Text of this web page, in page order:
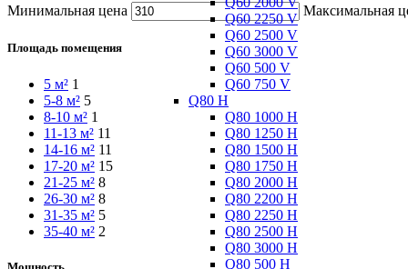
Q60 2250 V
Q60 2500 V
Q60 3000 V
Q60 500 V
Q60 750 V
Q80 H
Q80 1000 H
Q80 1250 H
Q80 1500 H
Q80 1750 H
Q80 2000 H
Q80 2200 H
Q80 2250 H
Q80 2500 H
Q80 3000 H
Q80 500 H
Минимальная цена Максимальная
Площадь помещения
5 м² 1
5-8 м² 5
8-10 м² 1
11-13 м² 11
14-16 м² 11
17-20 м² 15
21-25 м² 8
26-30 м² 8
31-35 м² 5
35-40 м² 2